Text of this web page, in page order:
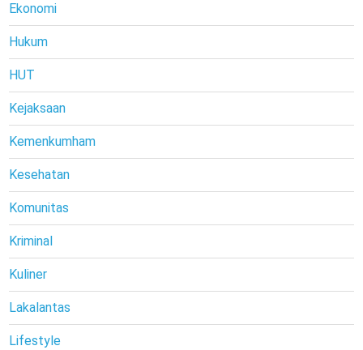
Ekonomi
Hukum
HUT
Kejaksaan
Kemenkumham
Kesehatan
Komunitas
Kriminal
Kuliner
Lakalantas
Lifestyle